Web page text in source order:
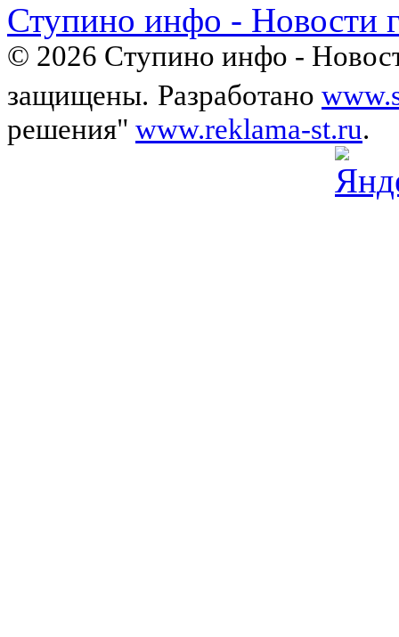
Ступино инфо - Новости
© 2026 Ступино инфо -
защищены. Разработано
решения" www.reklama-st.ru.